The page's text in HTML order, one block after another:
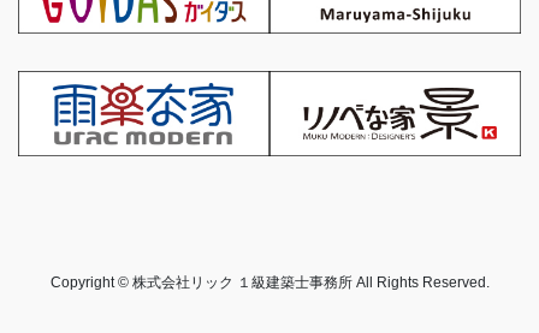
Copyright © 株式会社リック １級建築士事務所 All Rights Reserved.